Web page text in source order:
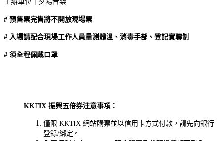
主辦單位｜夕陽音樂
# 預售票完售將不開放現場票
# 入場請配合現場工作人員量測體溫、消毒手部、登記實聯制
# 須全程佩戴口罩
KKTIX 振興五倍券注意事項：
僅限 KKTIX 網站購票並以信用卡方式付款，請先向銀行
登錄/綁定。